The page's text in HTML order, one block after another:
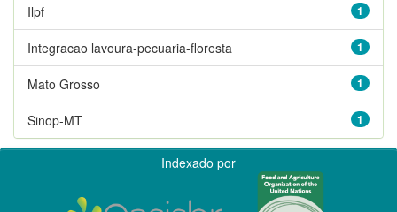
1
Ilpf
1
Integracao lavoura-pecuaria-floresta
1
Mato Grosso
1
Sinop-MT
Indexado por